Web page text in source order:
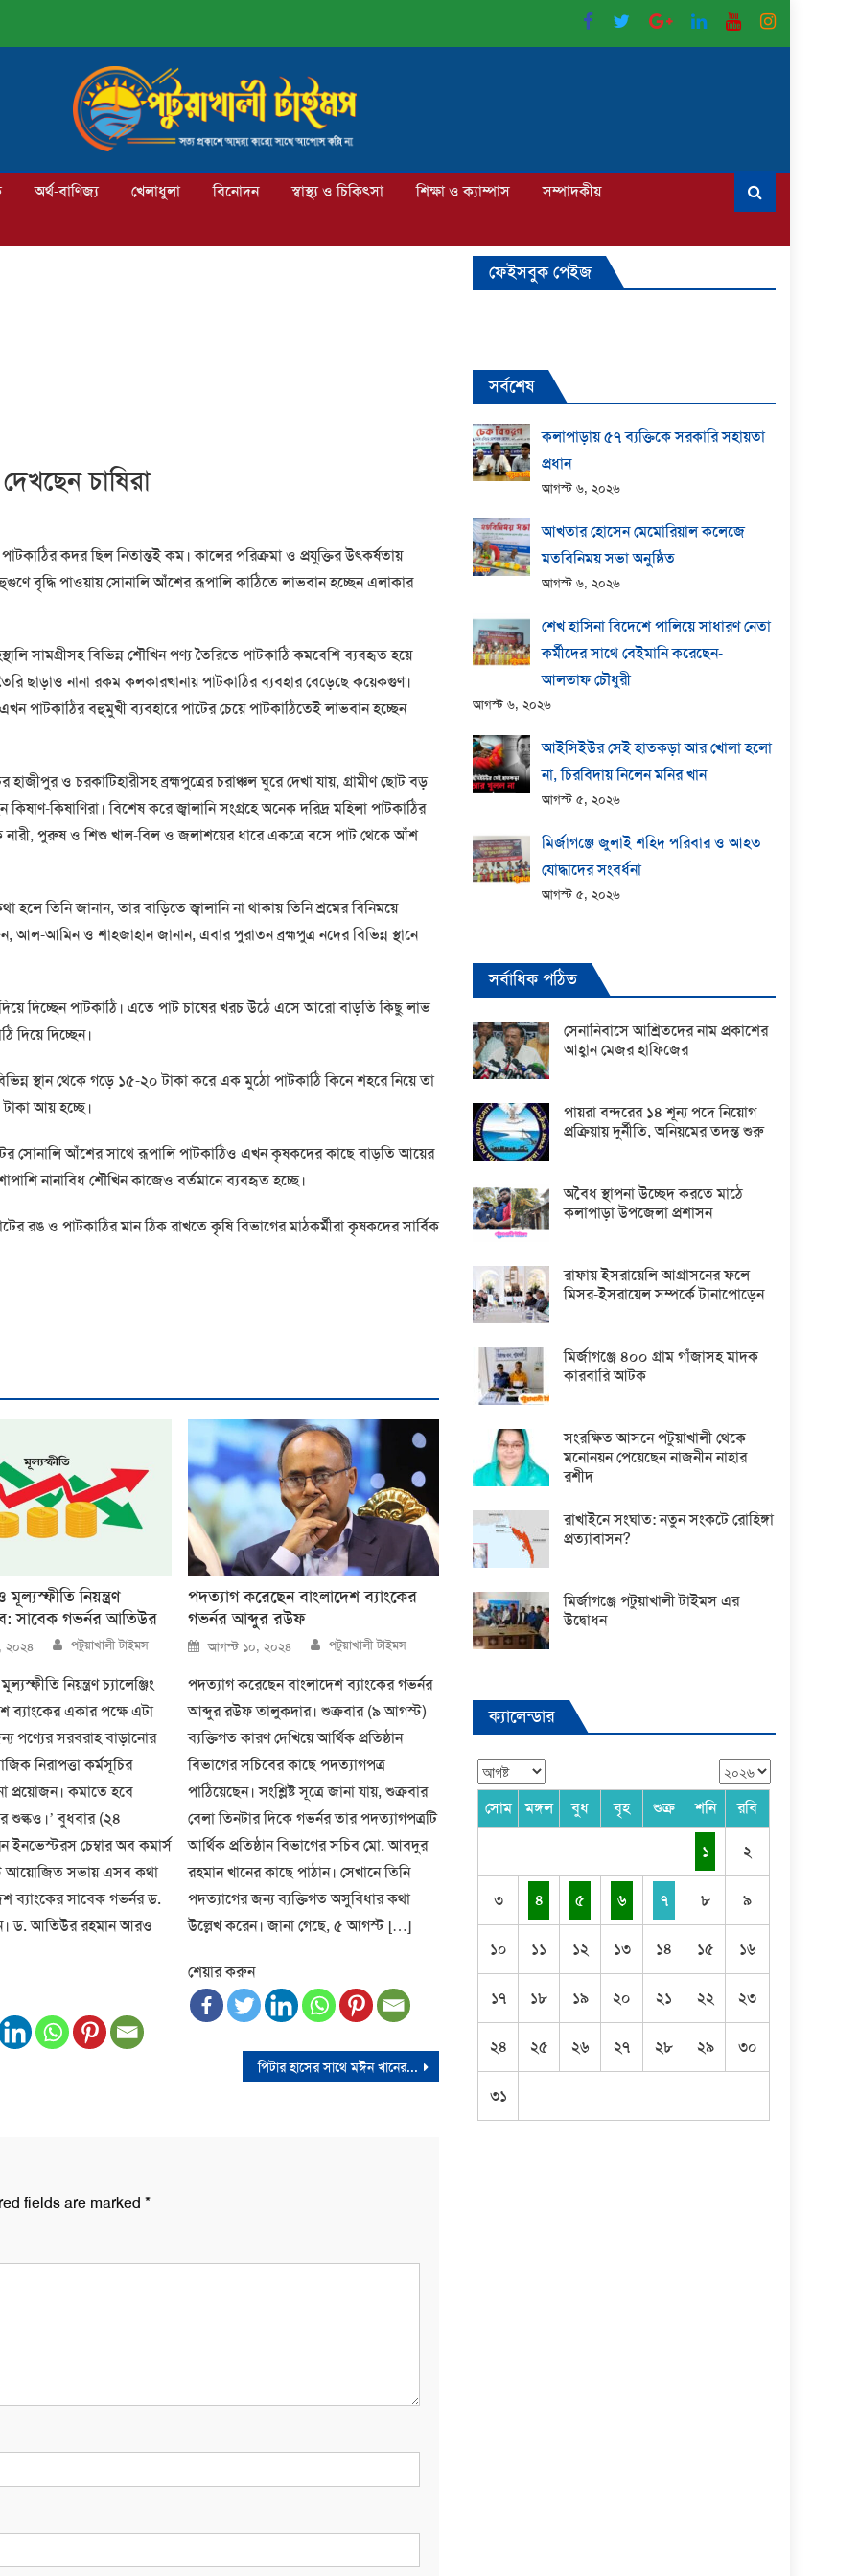
অর্থ-বাণিজ্য খেলাধুলা বিনোদন স্বাস্থ্য ও চিকিৎসা শিক্ষা ও ক্যাম্পাস
সম্পাদকীয়
চাষিরা
কদর ছিল নিতান্তই কম। কালের পরিক্রমা ও প্রযুক্তির উৎকর্ষতায়
বৃদ্ধি পাওয়ায় সোনালি আঁশের রূপালি কাঠিতে লাভবান হচ্ছেন এলাকার
সামগ্রীসহ বিভিন্ন শৌখিন পণ্য তৈরিতে পাটকাঠি কমবেশি ব্যবহৃত হয়ে
ছাড়াও নানা রকম কলকারখানায় পাটকাঠির ব্যবহার বেড়েছে কয়েকগুণ।
পাটকাঠির বহুমুখী ব্যবহারে পাটের চেয়ে পাটকাঠিতেই লাভবান হচ্ছেন
ও চরকাটিহারীসহ ব্রহ্মপুত্রের চরাঞ্চল ঘুরে দেখা যায়, গ্রামীণ ছোট বড়
কিষাণিরা। বিশেষ করে জ্বালানি সংগ্রহে অনেক দরিদ্র মহিলা পাটকাঠির
পুরুষ ও শিশু খাল-বিল ও জলাশয়ের ধারে একত্রে বসে পাট থেকে আঁশ
তিনি জানান, তার বাড়িতে জ্বালানি না থাকায় তিনি শ্রমের বিনিময়ে
আমিন ও শাহজাহান জানান, এবার পুরাতন ব্রহ্মপুত্র নদের বিভিন্ন স্থানে
দিচ্ছেন পাটকাঠি। এতে পাট চাষের খরচ উঠে এসে আরো বাড়তি কিছু লাভ
দিয়ে দিচ্ছেন।
স্থান থেকে গড়ে ১৫-২০ টাকা করে এক মুঠো পাটকাঠি কিনে শহরে নিয়ে তা
আয় হচ্ছে।
সোনালি আঁশের সাথে রূপালি পাটকাঠিও এখন কৃষকদের কাছে বাড়তি আয়ের
নানাবিধ শৌখিন কাজেও বর্তমানে ব্যবহৃত হচ্ছে।
রঙ ও পাটকাঠির মান ঠিক রাখতে কৃষি বিভাগের মাঠকর্মীরা কৃষকদের সার্বিক
নিয়ন্ত্রণ
সাবেক গভর্নর আতিউর
২০২৪ Author
পটুয়াখালী টাইমস
নিয়ন্ত্রণ চ্যালেঞ্জিং
ব্যাংকের একার পক্ষে এটা
পণ্যের সরবরাহ বাড়ানোর
নিরাপত্তা কর্মসূচির
প্রয়োজন। কমাতে হবে
শুল্কও।’ বুধবার (২৪
ইনভেস্টরস চেম্বার অব কমার্স
আয়োজিত সভায় এসব কথা
ব্যাংকের সাবেক গভর্নর ড.
ড. আতিউর রহমান আরও
পদত্যাগ করেছেন বাংলাদেশ ব্যাংকের
গভর্নর আব্দুর রউফ
Posted
on
আগস্ট ১০, ২০২৪ Author
পটুয়াখালী টাইমস
পদত্যাগ করেছেন বাংলাদেশ ব্যাংকের গভর্নর
আব্দুর রউফ তালুকদার। শুক্রবার (৯ আগস্ট)
ব্যক্তিগত কারণ দেখিয়ে আর্থিক প্রতিষ্ঠান
বিভাগের সচিবের কাছে পদত্যাগপত্র
পাঠিয়েছেন। সংশ্লিষ্ট সূত্রে জানা যায়, শুক্রবার
বেলা তিনটার দিকে গভর্নর তার পদত্যাগপত্রটি
আর্থিক প্রতিষ্ঠান বিভাগের সচিব মো. আবদুর
রহমান খানের কাছে পাঠান। সেখানে তিনি
পদত্যাগের জন্য ব্যক্তিগত অসুবিধার কথা
উল্লেখ করেন। জানা গেছে, ৫ আগস্ট […]
শেয়ার করুন
পিটার হাসের সাথে মঈন খানের সাক্ষাতে সরকারের মাথাব্যথা নেই’
fields are marked *
ফেইসবুক পেইজ
সর্বশেষ
কলাপাড়ায় ​৫৭ ব্যক্তিকে সরকারি সহায়তা
প্রধান
আগস্ট ৬, ২০২৬
আখতার হোসেন মেমোরিয়াল কলেজে
মতবিনিময় সভা অনুষ্ঠিত
আগস্ট ৬, ২০২৬
শেখ হাসিনা বিদেশে পালিয়ে সাধারণ নেতা
কর্মীদের সাথে বেইমানি করেছেন-
আলতাফ চৌধুরী
আগস্ট ৬, ২০২৬
আইসিইউর সেই হাতকড়া আর খোলা হলো
না, চিরবিদায় নিলেন মনির খান
আগস্ট ৫, ২০২৬
মির্জাগঞ্জে জুলাই শহিদ পরিবার ও আহত
যোদ্ধাদের সংবর্ধনা
আগস্ট ৫, ২০২৬
সর্বাধিক পঠিত
সেনানিবাসে আশ্রিতদের নাম প্রকাশের
আহ্বান মেজর হাফিজের
পায়রা বন্দরের ১৪ শূন্য পদে নিয়োগ
প্রক্রিয়ায় দুর্নীতি, অনিয়মের তদন্ত শুরু
অবৈধ স্থাপনা উচ্ছেদ করতে মাঠে
কলাপাড়া উপজেলা প্রশাসন
রাফায় ইসরায়েলি আগ্রাসনের ফলে
মিসর-ইসরায়েল সম্পর্কে টানাপোড়েন
মির্জাগঞ্জে ৪০০ গ্রাম গাঁজাসহ মাদক
কারবারি আটক
সংরক্ষিত আসনে পটুয়াখালী থেকে
মনোনয়ন পেয়েছেন নাজনীন নাহার
রশীদ
রাখাইনে সংঘাত: নতুন সংকটে রোহিঙ্গা
প্রত্যাবাসন?
মির্জাগঞ্জে পটুয়াখালী টাইমস এর
উদ্বোধন
ক্যালেন্ডার
সোম মঙ্গল বুধ বৃহ শুক্র শনি রবি
১ ২
৩ ৪ ৫ ৬ ৭ ৮ ৯
১০ ১১ ১২ ১৩ ১৪ ১৫ ১৬
১৭ ১৮ ১৯ ২০ ২১ ২২ ২৩
২৪ ২৫ ২৬ ২৭ ২৮ ২৯ ৩০
৩১